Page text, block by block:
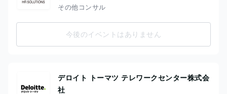
その他コンサル
今後のイベントはありません
デロイト トーマツ テレワークセンター株式会
社